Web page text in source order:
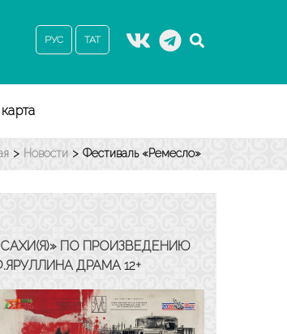
РУС ТАТ
> Новости > Фестиваль «Ремесло»
ПО ПРОИЗВЕДЕНИЮ
ДРАМА 12+